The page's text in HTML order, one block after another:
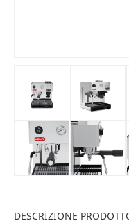
DESCRIZIONE